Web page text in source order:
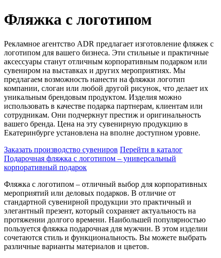
Фляжка с логотипом
Рекламное агентство ADR предлагает изготовление фляжек с
логотипом для вашего бизнеса. Эти стильные и практичные
аксессуары станут отличным корпоративным подарком или
сувениром на выставках и других мероприятиях. Мы
предлагаем возможность нанести на фляжки логотип
компании, слоган или любой другой рисунок, что делает их
уникальным брендовым продуктом. Изделия можно
использовать в качестве подарка партнерам, клиентам или
сотрудникам. Они подчеркнут престиж и оригинальность
вашего бренда. Цена на эту сувенирную продукцию в
Екатеринбурге установлена на вполне доступном уровне.
Заказать производство сувениров Перейти в каталог
Подарочная фляжка с логотипом – универсальный
корпоративный подарок
Фляжка с логотипом – отличный выбор для корпоративных
мероприятий или деловых подарков. В отличие от
стандартной сувенирной продукции это практичный и
элегантный презент, который сохраняет актуальность на
протяжении долгого времени. Наибольшей популярностью
пользуется фляжка подарочная для мужчин. В этом изделии
сочетаются стиль и функциональность. Вы можете выбрать
различные варианты материалов и цветов.